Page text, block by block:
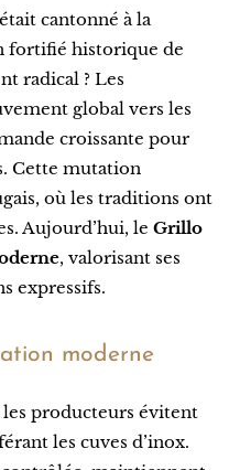
cantonné à la
fortifié historique de
radical ? Les
global vers les
croissante pour
Cette mutation
où les traditions ont
Aujourd’hui, le Grillo
, valorisant ses
expressifs.
moderne
producteurs évitent
les cuves d’inox.